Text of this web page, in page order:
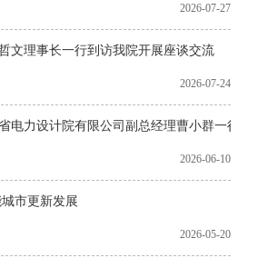
2026-07-27
文理事长一行到访我院开展座谈交流
2026-07-24
电力设计院有限公司副总经理曹小群一行到
2026-06-10
市更新发展
2026-05-20